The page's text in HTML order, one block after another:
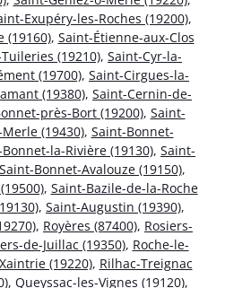
Exupéry-les-Roches (19200),
(19160), Saint-Étienne-aux-Clos
(19210), Saint-Cyr-la-
(19700), Saint-Cirgues-la-
(19380), Saint-Cernin-de-
près-Bort (19200), Saint-
(19430), Saint-Bonnet-
la-Rivière (19130), Saint-
Saint-Bonnet-Avalouze (19150),
, Saint-Bazile-de-la-Roche
, Saint-Augustin (19390),
, Royères (87400), Rosiers-
de-Juillac (19350), Roche-le-
(19220), Rilhac-Treignac
, Queyssac-les-Vignes (19120),